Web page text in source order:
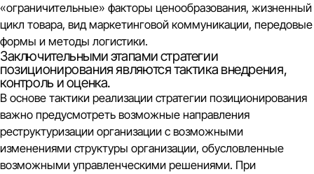
«ограничительные» факторы ценообразования, жизненный
цикл товара, вид маркетинговой коммуникации, передовые
формы и методы логистики.
Заключительными этапами стратегии
позиционирования являются тактика внедрения,
контроль и оценка.
В основе тактики реализации стратегии позиционирования
важно предусмотреть возможные направления
реструктуризации организации с возможными
изменениями структуры организации, обусловленные
возможными управленческими решениями. При